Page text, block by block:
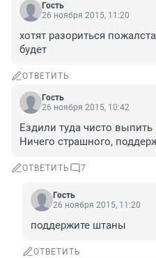
Гость
26 ноября 2015, 11:20
хотят разориться
будет
ОТВЕТИТЬ
Гость
26 ноября 2015, 10:42
Ездили туда чисто выпить
Ничего страшного,
ОТВЕТИТЬ 7
Гость
26 ноября 2015, 11:20
поддержите штаны
ОТВЕТИТЬ